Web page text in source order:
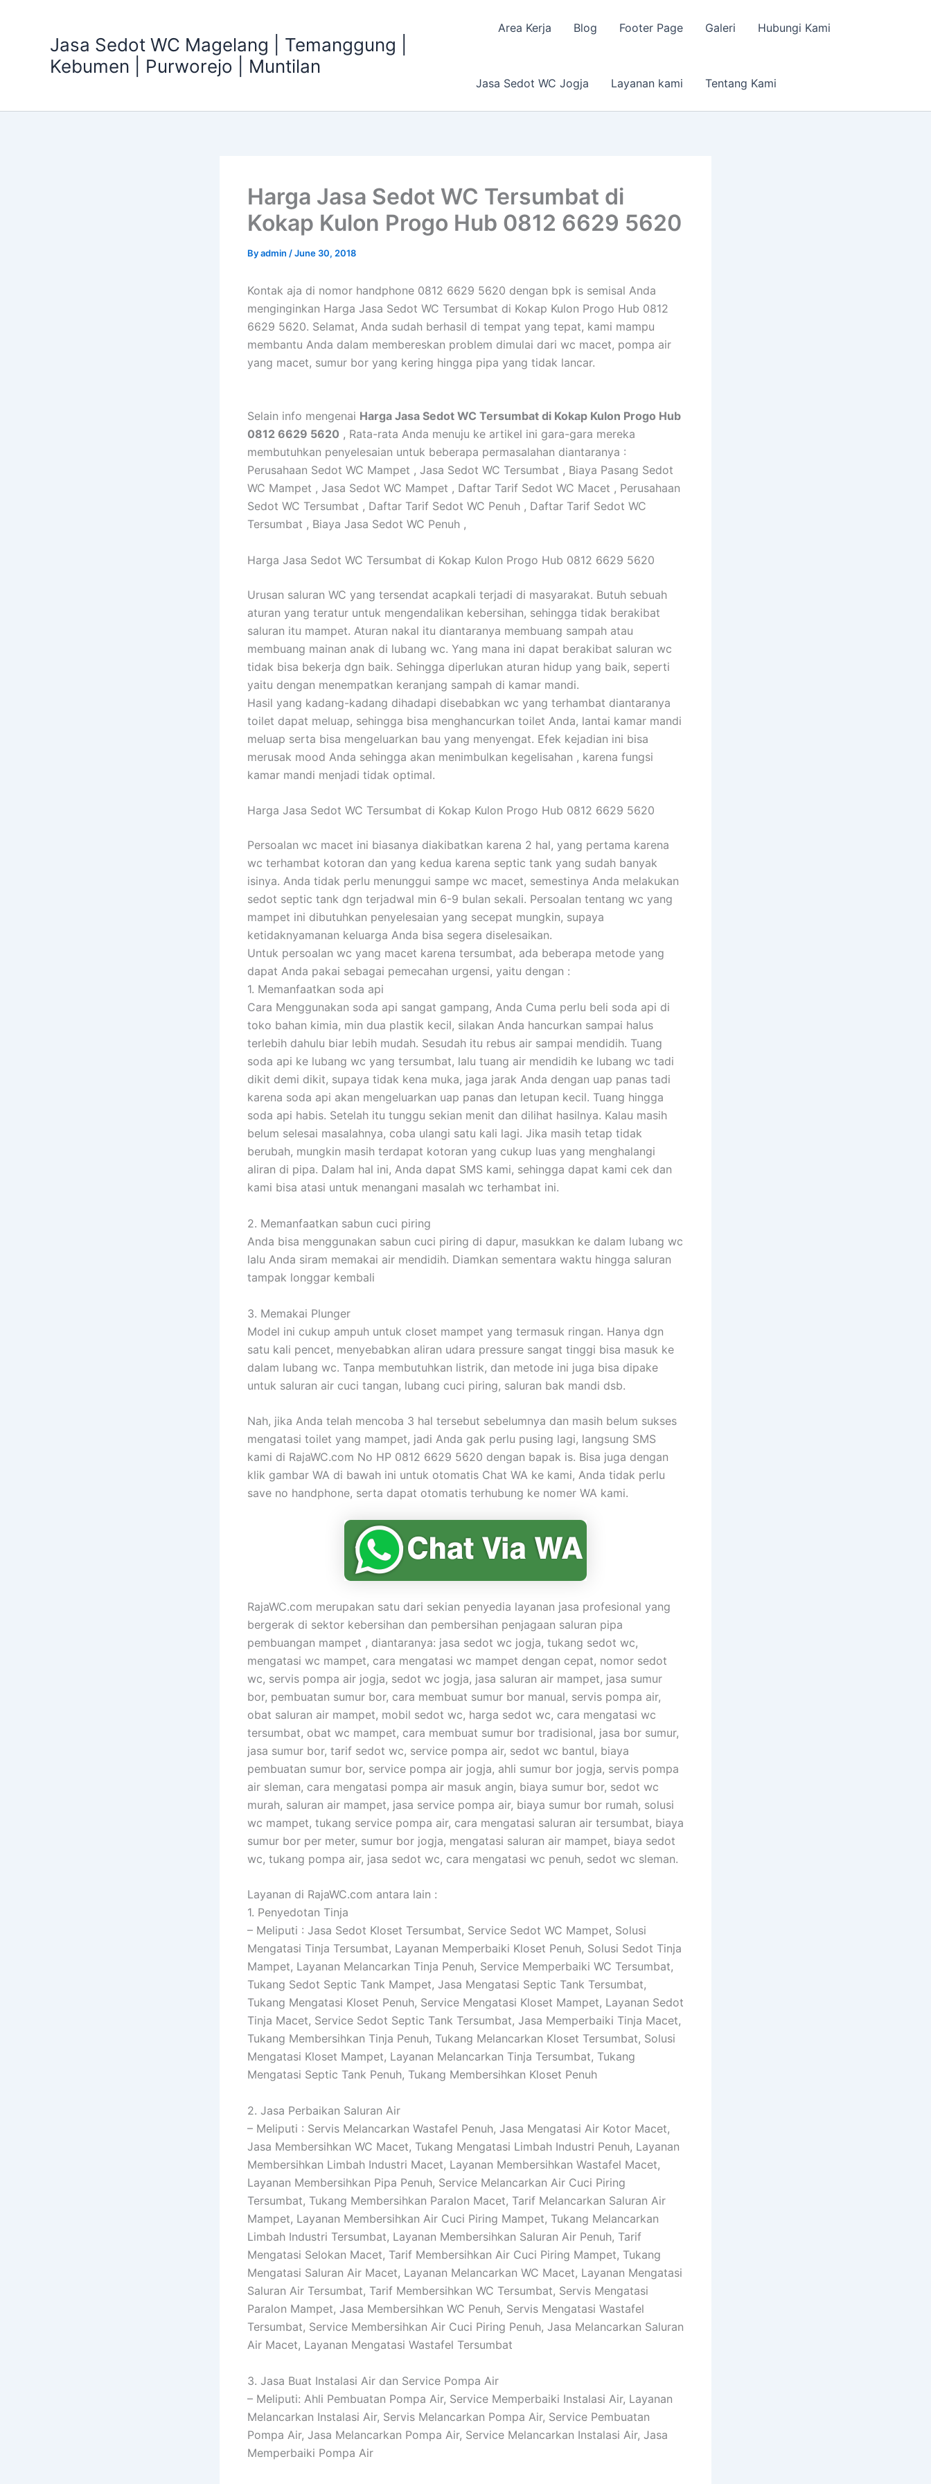
Jasa Sedot WC Magelang | Temanggung |
Kebumen | Purworejo | Muntilan
Area Kerja Blog Footer Page Galeri Hubungi Kami
Jasa Sedot WC Jogja Layanan kami Tentang Kami
Harga Jasa Sedot WC Tersumbat di
Kokap Kulon Progo Hub 0812 6629 5620
Byadmin /June 30, 2018
Kontak aja di nomor handphone 0812 6629 5620 dengan bpk is semisal Anda
menginginkan Harga Jasa Sedot WC Tersumbat di Kokap Kulon Progo Hub 0812
6629 5620. Selamat, Anda sudah berhasil di tempat yang tepat, kami mampu
membantu Anda dalam membereskan problem dimulai dari wc macet, pompa air
yang macet, sumur bor yang kering hingga pipa yang tidak lancar.
Selain info mengenai Harga Jasa Sedot WC Tersumbat di Kokap Kulon Progo Hub
0812 6629 5620 , Rata-rata Anda menuju ke artikel ini gara-gara mereka
membutuhkan penyelesaian untuk beberapa permasalahan diantaranya :
Perusahaan Sedot WC Mampet , Jasa Sedot WC Tersumbat , Biaya Pasang Sedot
WC Mampet , Jasa Sedot WC Mampet , Daftar Tarif Sedot WC Macet , Perusahaan
Sedot WC Tersumbat , Daftar Tarif Sedot WC Penuh , Daftar Tarif Sedot WC
Tersumbat , Biaya Jasa Sedot WC Penuh ,
Harga Jasa Sedot WC Tersumbat di Kokap Kulon Progo Hub 0812 6629 5620
Urusan saluran WC yang tersendat acapkali terjadi di masyarakat. Butuh sebuah
aturan yang teratur untuk mengendalikan kebersihan, sehingga tidak berakibat
saluran itu mampet. Aturan nakal itu diantaranya membuang sampah atau
membuang mainan anak di lubang wc. Yang mana ini dapat berakibat saluran wc
tidak bisa bekerja dgn baik. Sehingga diperlukan aturan hidup yang baik, seperti
yaitu dengan menempatkan keranjang sampah di kamar mandi.
Hasil yang kadang-kadang dihadapi disebabkan wc yang terhambat diantaranya
toilet dapat meluap, sehingga bisa menghancurkan toilet Anda, lantai kamar mandi
meluap serta bisa mengeluarkan bau yang menyengat. Efek kejadian ini bisa
merusak mood Anda sehingga akan menimbulkan kegelisahan , karena fungsi
kamar mandi menjadi tidak optimal.
Harga Jasa Sedot WC Tersumbat di Kokap Kulon Progo Hub 0812 6629 5620
Persoalan wc macet ini biasanya diakibatkan karena 2 hal, yang pertama karena
wc terhambat kotoran dan yang kedua karena septic tank yang sudah banyak
isinya. Anda tidak perlu menunggui sampe wc macet, semestinya Anda melakukan
sedot septic tank dgn terjadwal min 6-9 bulan sekali. Persoalan tentang wc yang
mampet ini dibutuhkan penyelesaian yang secepat mungkin, supaya
ketidaknyamanan keluarga Anda bisa segera diselesaikan.
Untuk persoalan wc yang macet karena tersumbat, ada beberapa metode yang
dapat Anda pakai sebagai pemecahan urgensi, yaitu dengan :
1. Memanfaatkan soda api
Cara Menggunakan soda api sangat gampang, Anda Cuma perlu beli soda api di
toko bahan kimia, min dua plastik kecil, silakan Anda hancurkan sampai halus
terlebih dahulu biar lebih mudah. Sesudah itu rebus air sampai mendidih. Tuang
soda api ke lubang wc yang tersumbat, lalu tuang air mendidih ke lubang wc tadi
dikit demi dikit, supaya tidak kena muka, jaga jarak Anda dengan uap panas tadi
karena soda api akan mengeluarkan uap panas dan letupan kecil. Tuang hingga
soda api habis. Setelah itu tunggu sekian menit dan dilihat hasilnya. Kalau masih
belum selesai masalahnya, coba ulangi satu kali lagi. Jika masih tetap tidak
berubah, mungkin masih terdapat kotoran yang cukup luas yang menghalangi
aliran di pipa. Dalam hal ini, Anda dapat SMS kami, sehingga dapat kami cek dan
kami bisa atasi untuk menangani masalah wc terhambat ini.
2. Memanfaatkan sabun cuci piring
Anda bisa menggunakan sabun cuci piring di dapur, masukkan ke dalam lubang wc
lalu Anda siram memakai air mendidih. Diamkan sementara waktu hingga saluran
tampak longgar kembali
3. Memakai Plunger
Model ini cukup ampuh untuk closet mampet yang termasuk ringan. Hanya dgn
satu kali pencet, menyebabkan aliran udara pressure sangat tinggi bisa masuk ke
dalam lubang wc. Tanpa membutuhkan listrik, dan metode ini juga bisa dipake
untuk saluran air cuci tangan, lubang cuci piring, saluran bak mandi dsb.
Nah, jika Anda telah mencoba 3 hal tersebut sebelumnya dan masih belum sukses
mengatasi toilet yang mampet, jadi Anda gak perlu pusing lagi, langsung SMS
kami di RajaWC.com No HP 0812 6629 5620 dengan bapak is. Bisa juga dengan
klik gambar WA di bawah ini untuk otomatis Chat WA ke kami, Anda tidak perlu
save no handphone, serta dapat otomatis terhubung ke nomer WA kami.
RajaWC.com merupakan satu dari sekian penyedia layanan jasa profesional yang
bergerak di sektor kebersihan dan pembersihan penjagaan saluran pipa
pembuangan mampet , diantaranya: jasa sedot wc jogja, tukang sedot wc,
mengatasi wc mampet, cara mengatasi wc mampet dengan cepat, nomor sedot
wc, servis pompa air jogja, sedot wc jogja, jasa saluran air mampet, jasa sumur
bor, pembuatan sumur bor, cara membuat sumur bor manual, servis pompa air,
obat saluran air mampet, mobil sedot wc, harga sedot wc, cara mengatasi wc
tersumbat, obat wc mampet, cara membuat sumur bor tradisional, jasa bor sumur,
jasa sumur bor, tarif sedot wc, service pompa air, sedot wc bantul, biaya
pembuatan sumur bor, service pompa air jogja, ahli sumur bor jogja, servis pompa
air sleman, cara mengatasi pompa air masuk angin, biaya sumur bor, sedot wc
murah, saluran air mampet, jasa service pompa air, biaya sumur bor rumah, solusi
wc mampet, tukang service pompa air, cara mengatasi saluran air tersumbat, biaya
sumur bor per meter, sumur bor jogja, mengatasi saluran air mampet, biaya sedot
wc, tukang pompa air, jasa sedot wc, cara mengatasi wc penuh, sedot wc sleman.
Layanan di RajaWC.com antara lain :
1. Penyedotan Tinja
– Meliputi : Jasa Sedot Kloset Tersumbat, Service Sedot WC Mampet, Solusi
Mengatasi Tinja Tersumbat, Layanan Memperbaiki Kloset Penuh, Solusi Sedot Tinja
Mampet, Layanan Melancarkan Tinja Penuh, Service Memperbaiki WC Tersumbat,
Tukang Sedot Septic Tank Mampet, Jasa Mengatasi Septic Tank Tersumbat,
Tukang Mengatasi Kloset Penuh, Service Mengatasi Kloset Mampet, Layanan Sedot
Tinja Macet, Service Sedot Septic Tank Tersumbat, Jasa Memperbaiki Tinja Macet,
Tukang Membersihkan Tinja Penuh, Tukang Melancarkan Kloset Tersumbat, Solusi
Mengatasi Kloset Mampet, Layanan Melancarkan Tinja Tersumbat, Tukang
Mengatasi Septic Tank Penuh, Tukang Membersihkan Kloset Penuh
2. Jasa Perbaikan Saluran Air
– Meliputi : Servis Melancarkan Wastafel Penuh, Jasa Mengatasi Air Kotor Macet,
Jasa Membersihkan WC Macet, Tukang Mengatasi Limbah Industri Penuh, Layanan
Membersihkan Limbah Industri Macet, Layanan Membersihkan Wastafel Macet,
Layanan Membersihkan Pipa Penuh, Service Melancarkan Air Cuci Piring
Tersumbat, Tukang Membersihkan Paralon Macet, Tarif Melancarkan Saluran Air
Mampet, Layanan Membersihkan Air Cuci Piring Mampet, Tukang Melancarkan
Limbah Industri Tersumbat, Layanan Membersihkan Saluran Air Penuh, Tarif
Mengatasi Selokan Macet, Tarif Membersihkan Air Cuci Piring Mampet, Tukang
Mengatasi Saluran Air Macet, Layanan Melancarkan WC Macet, Layanan Mengatasi
Saluran Air Tersumbat, Tarif Membersihkan WC Tersumbat, Servis Mengatasi
Paralon Mampet, Jasa Membersihkan WC Penuh, Servis Mengatasi Wastafel
Tersumbat, Service Membersihkan Air Cuci Piring Penuh, Jasa Melancarkan Saluran
Air Macet, Layanan Mengatasi Wastafel Tersumbat
3. Jasa Buat Instalasi Air dan Service Pompa Air
– Meliputi: Ahli Pembuatan Pompa Air, Service Memperbaiki Instalasi Air, Layanan
Melancarkan Instalasi Air, Servis Melancarkan Pompa Air, Service Pembuatan
Pompa Air, Jasa Melancarkan Pompa Air, Service Melancarkan Instalasi Air, Jasa
Memperbaiki Pompa Air